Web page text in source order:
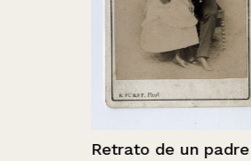
Retrato de un padre